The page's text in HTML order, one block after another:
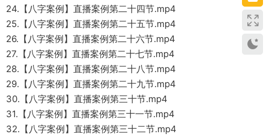
24.【八字案例】直播案例第二十四节.mp4
25.【八字案例】直播案例第二十五节.mp4
26.【八字案例】直播案例第二十六节.mp4
27.【八字案例】直播案例第二十七节.mp4
28.【八字案例】直播案例第二十八节.mp4
29.【八字案例】直播案例第二十九节.mp4
30.【八字案例】直播案例第三十节.mp4
31.【八字案例】直播案例第三十一节.mp4
32.【八字案例】直播案例第三十二节.mp4